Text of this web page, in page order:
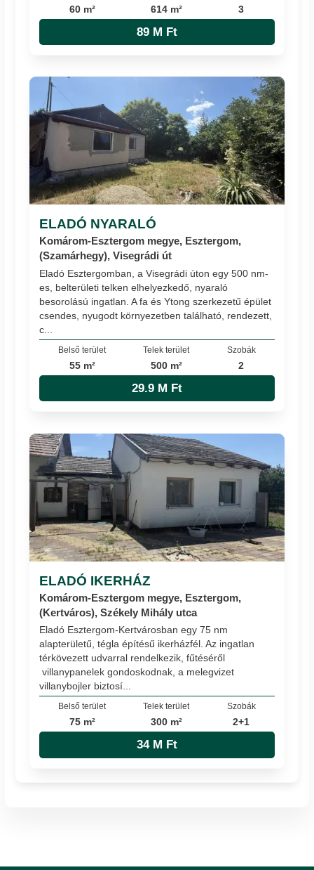
60 m² 614 m² 3
89 M Ft
ELADÓ NYARALÓ
Komárom-Esztergom megye, Esztergom,
(Szamárhegy), Visegrádi út
Eladó Esztergomban, a Visegrádi úton egy 500 nm-
es, belterületi telken elhelyezkedő, nyaraló
besorolású ingatlan. A fa és Ytong szerkezetű épület
csendes, nyugodt környezetben található, rendezett,
c...
Belső terület
55 m²
Telek terület
500 m²
Szobák
2
29.9 M Ft
ELADÓ IKERHÁZ
Komárom-Esztergom megye, Esztergom,
(Kertváros), Székely Mihály utca
Eladó Esztergom-Kertvárosban egy 75 nm
alapterületű, tégla építésű ikerházfél. Az ingatlan
térkövezett udvarral rendelkezik, fűtéséről
villanypanelek gondoskodnak, a melegvizet
villanybojler biztosí...
Belső terület
75 m²
Telek terület
300 m²
Szobák
2+1
34 M Ft